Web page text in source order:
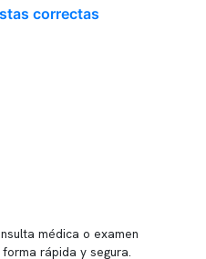
correctas
médica o examen
rápida y segura.